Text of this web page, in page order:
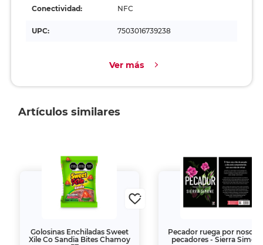
Conectividad: NFC
UPC: 7503016739238
Ver más
Artículos similares
Golosinas Enchiladas Sweet
Xile Co Sandia Bites Chamoy
Pecador ruega por
pecadores - Sierra